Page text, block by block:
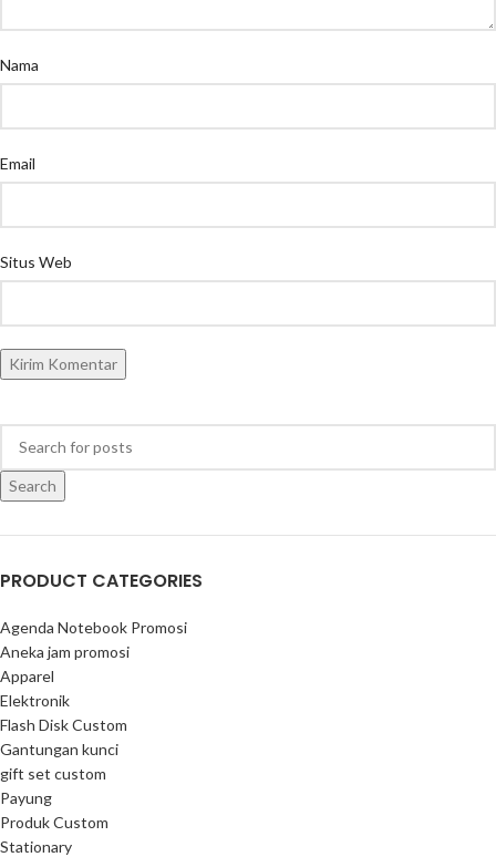
Nama
Email
Situs Web
Search
PRODUCT CATEGORIES
Agenda Notebook Promosi
Aneka jam promosi
Apparel
Elektronik
Flash Disk Custom
Gantungan kunci
gift set custom
Payung
Produk Custom
Stationary